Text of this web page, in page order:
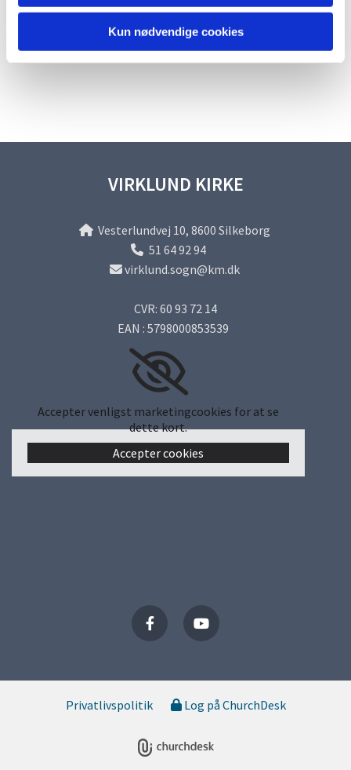
Kun nødvendige cookies
VIRKLUND KIRKE
Vesterlundvej 10, 8600 Silkeborg
 51 64 92 94
virklund.sogn@km.dk
CVR: 60 93 72 14
EAN : 5798000853539
Accepter venligst marketingcookies for at se
dette kort.
Accepter cookies
Privatlivspolitik Log på ChurchDesk